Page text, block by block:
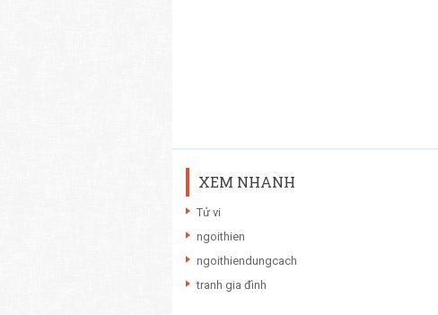
XEM NHANH
Tử vi
ngoithien
ngoithiendungcach
tranh gia đình